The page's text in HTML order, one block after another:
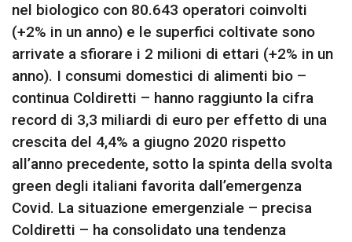
nel biologico con 80.643 operatori coinvolti
(+2% in un anno) e le superfici coltivate sono
arrivate a sfiorare i 2 milioni di ettari (+2% in un
anno). I consumi domestici di alimenti bio –
continua Coldiretti – hanno raggiunto la cifra
record di 3,3 miliardi di euro per effetto di una
crescita del 4,4% a giugno 2020 rispetto
all’anno precedente, sotto la spinta della svolta
green degli italiani favorita dall’emergenza
Covid. La situazione emergenziale – precisa
Coldiretti – ha consolidato una tendenza